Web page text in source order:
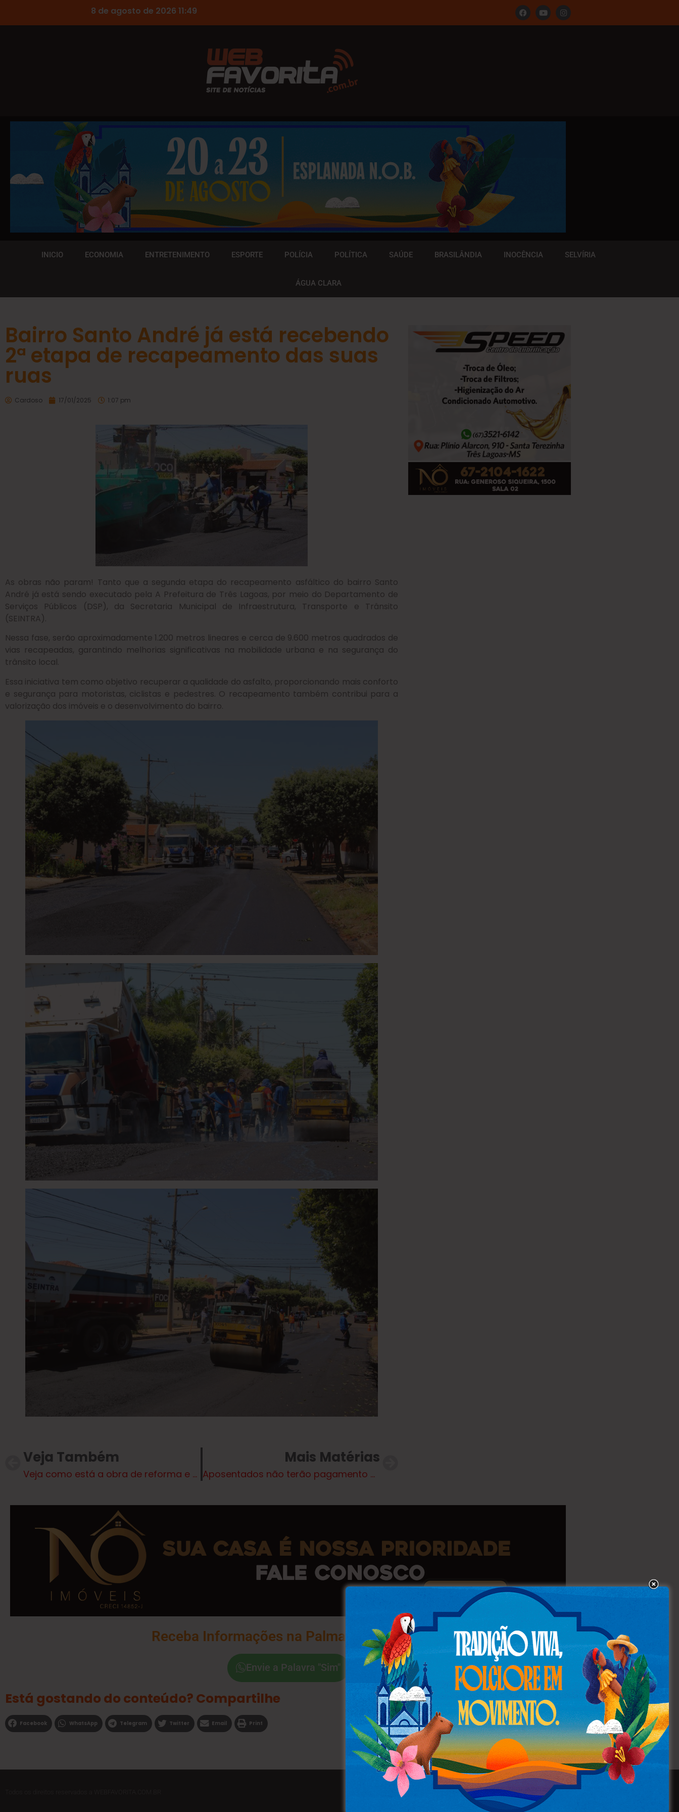
8 de agosto de 2026 11:49
INICIO ECONOMIA ENTRETENIMENTO ESPORTE POLÍCIA POLÍTICA SAÚDE BRASILÂNDIA INOCÊNCIA SELVÍRIA
ÁGUA CLARA
Bairro Santo André já está recebendo
2ª etapa de recapeamento das suas
ruas
Cardoso 17/01/2025 1:07 pm
As obras não param! Tanto que a segunda etapa do recapeamento asfáltico do bairro Santo
André já está sendo executado pela A Prefeitura de Três Lagoas, por meio do Departamento de
Serviços Públicos (DSP), da Secretaria Municipal de Infraestrutura, Transporte e Trânsito
(SEINTRA).
Nessa fase, serão aproximadamente 1.200 metros lineares e cerca de 9.600 metros quadrados de
vias recapeadas, garantindo melhorias significativas na mobilidade urbana e na segurança do
trânsito local.
Essa iniciativa tem como objetivo recuperar a qualidade do asfalto, proporcionando mais conforto
e segurança para motoristas, ciclistas e pedestres. O recapeamento também contribui para a
valorização dos imóveis e o desenvolvimento do bairro.
Veja Também
Veja como está a obra de reforma e ampliação do Terminal Rodoviário de Três Lagoas
Mais Matérias
Aposentados não terão pagamento bloqueado por falta de prova de vida
Receba Informações na Palma da Sua Mão
Envie a Palavra "Sim"
Está gostando do conteúdo? Compartilhe
Facebook WhatsApp Telegram Twitter Email Print